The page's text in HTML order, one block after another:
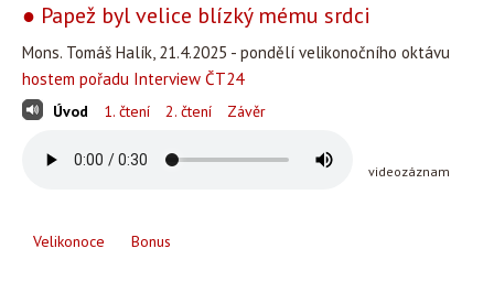
● Papež byl velice blízký mému srdci
Mons. Tomáš Halík, 21.4.2025 - pondělí velikonočního oktávu
hostem pořadu Interview ČT24
Úvod 1. čtení 2. čtení Závěr
videozáznam
Velikonoce Bonus